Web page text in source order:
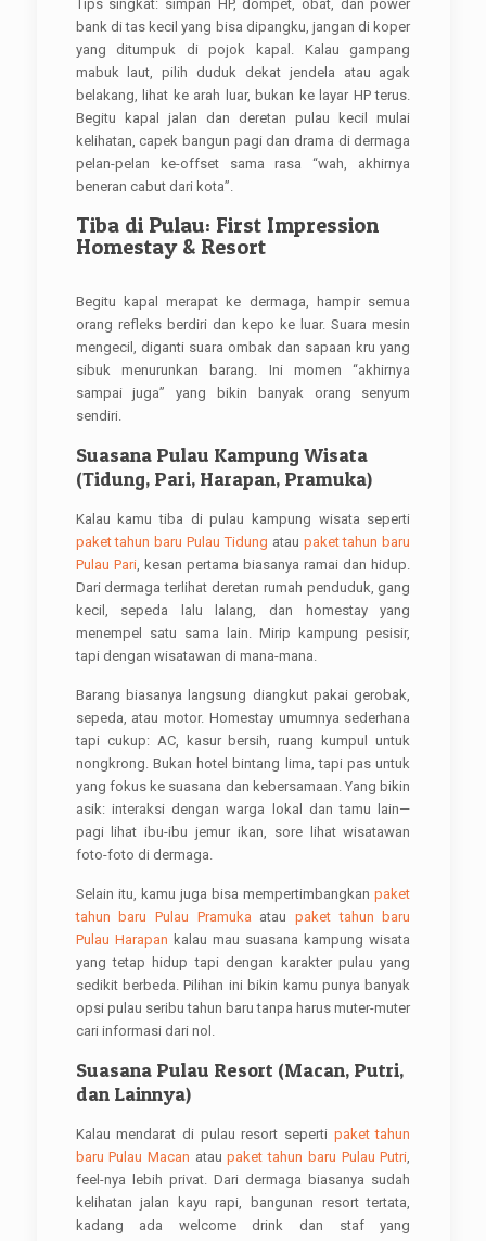
Tips singkat: simpan HP, dompet, obat, dan power
bank di tas kecil yang bisa dipangku, jangan di koper
yang ditumpuk di pojok kapal. Kalau gampang
mabuk laut, pilih duduk dekat jendela atau agak
belakang, lihat ke arah luar, bukan ke layar HP terus.
Begitu kapal jalan dan deretan pulau kecil mulai
kelihatan, capek bangun pagi dan drama di dermaga
pelan-pelan ke-offset sama rasa “wah, akhirnya
beneran cabut dari kota”.
Tiba di Pulau: First Impression
Homestay & Resort
Begitu kapal merapat ke dermaga, hampir semua
orang refleks berdiri dan kepo ke luar. Suara mesin
mengecil, diganti suara ombak dan sapaan kru yang
sibuk menurunkan barang. Ini momen “akhirnya
sampai juga” yang bikin banyak orang senyum
sendiri.
Suasana Pulau Kampung Wisata
(Tidung, Pari, Harapan, Pramuka)
Kalau kamu tiba di pulau kampung wisata seperti
paket tahun baru Pulau Tidung atau paket tahun baru
Pulau Pari, kesan pertama biasanya ramai dan hidup.
Dari dermaga terlihat deretan rumah penduduk, gang
kecil, sepeda lalu lalang, dan homestay yang
menempel satu sama lain. Mirip kampung pesisir,
tapi dengan wisatawan di mana-mana.
Barang biasanya langsung diangkut pakai gerobak,
sepeda, atau motor. Homestay umumnya sederhana
tapi cukup: AC, kasur bersih, ruang kumpul untuk
nongkrong. Bukan hotel bintang lima, tapi pas untuk
yang fokus ke suasana dan kebersamaan. Yang bikin
asik: interaksi dengan warga lokal dan tamu lain—
pagi lihat ibu-ibu jemur ikan, sore lihat wisatawan
foto-foto di dermaga.
Selain itu, kamu juga bisa mempertimbangkanpaket
tahun baru Pulau Pramuka atau paket tahun baru
Pulau Harapan kalau mau suasana kampung wisata
yang tetap hidup tapi dengan karakter pulau yang
sedikit berbeda. Pilihan ini bikin kamu punya banyak
opsi pulau seribu tahun baru tanpa harus muter-muter
cari informasi dari nol.
Suasana Pulau Resort (Macan, Putri,
dan Lainnya)
Kalau mendarat di pulau resort seperti paket tahun
baru Pulau Macan ataupaket tahun baru Pulau Putri,
feel-nya lebih privat. Dari dermaga biasanya sudah
kelihatan jalan kayu rapi, bangunan resort tertata,
kadang ada welcome drink dan staf yang